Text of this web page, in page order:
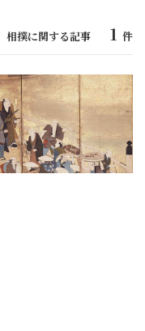
相撲に関する記事 1 件